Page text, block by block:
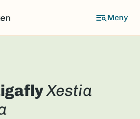
Xestia